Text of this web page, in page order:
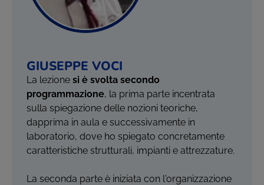
GIUSEPPE VOCI
La lezione si è svolta secondo
programmazione, la prima parte incentrata
sulla spiegazione delle nozioni teoriche,
dapprima in aula e successivamente in
laboratorio, dove ho spiegato concretamente
caratteristiche strutturali, impianti e attrezzature.
La seconda parte è iniziata con l'organizzazione